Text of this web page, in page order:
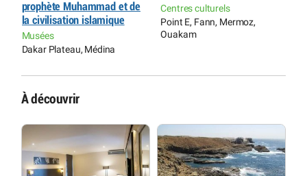
prophète Muhammad et de
la civilisation islamique
Musées
Dakar Plateau, Médina
Centres culturels
Point E, Fann, Mermoz,
Ouakam
À découvrir